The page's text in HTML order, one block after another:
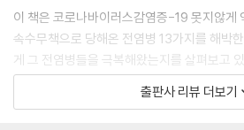
이 책은 코로나바이러스감염증-19 못지않게
속수무책으로 당해온 전염병 13가지를 해박
게 그 전염병들을 극복해왔는지를 살펴보고
안토니누스역병부터 시작하여 가래톳페스
독, 결핵, 콜레라, 나병, 장티푸스, 스페인독감
출판사 리뷰 더보기